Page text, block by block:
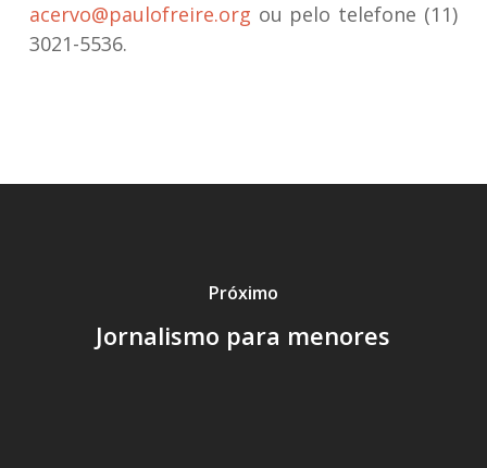
acervo@paulofreire.org ou pelo telefone (11)
3021-5536.
Próximo
Jornalismo para menores